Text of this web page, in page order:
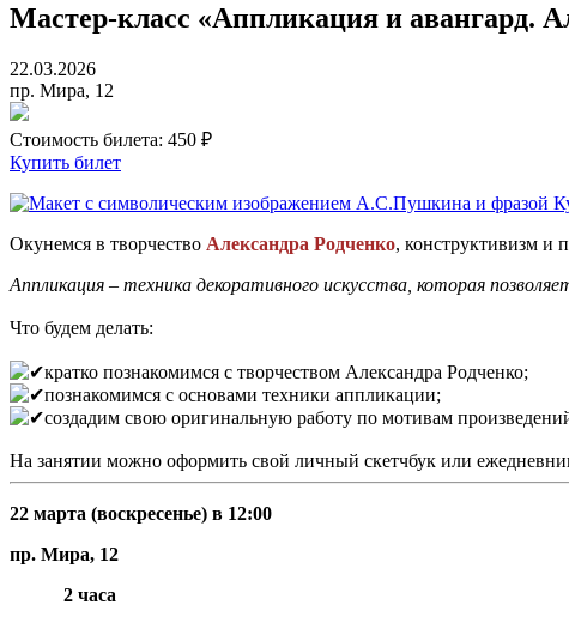
Мастер-класс «Аппликация и авангард.
22.03.2026
пр. Мира, 12
Стоимость билета: 450 ₽
Купить билет
Окунемся в творчество Александра Родченко, конструктивизм и
Аппликация – техника декоративного искусства, которая
Что будем делать:
кратко познакомимся с творчеством Александра Родченко;
познакомимся с основами техники аппликации;
создадим свою оригинальную работу по мотивам
На занятии можно оформить свой личный скетчбук или
22 марта (воскресенье) в 12:00
пр. Мира, 12
2 часа